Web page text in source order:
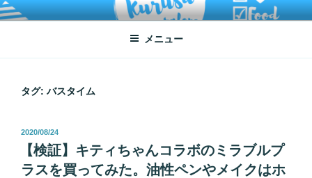
コ
ン
ン
ATSUKO KURUSU SALONE
written by Atsuko Kurusu
メニュー
タグ: バスタイム
投
日:
2020/08/24
【検証】キティちゃんコラボのミラブルプ
ラスを買ってみた。油性ペンやメイクはホ